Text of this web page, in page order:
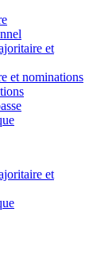
et
et nominations
et